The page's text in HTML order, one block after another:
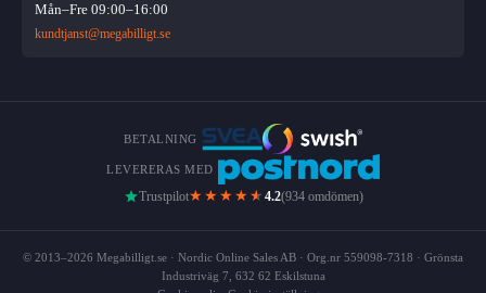
Mån–Fre 09:00–16:00
kundtjanst@megabilligt.se
BETALNING
LEVERERAS MED
Trustpilot★★★★ ★ 4.2(934 omdömen)
© 2013–2026 Megabilligt.se · Nordic Online Sales AB · Org.nr 559098-7318 · Grönsta
Industriväg 7, 632 62 Eskilstuna